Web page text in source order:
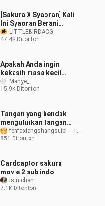
[Sakura X Syaoran] Kali
Ini Syaoran Berani
Mencium
LITTLEBIRDACG
47.4K Ditonton
Apakah Anda ingin
kekasih masa kecil
seperti itu?
Manye_
15.9K Ditonton
Tangan yang hendak
mengulurkan tangan
ditarik kembali.
fenfaxiangshangsuibi___i___i
851 Ditonton
Cardcaptor sakura
movie 2 sub indo
ismichan
7.1K Ditonton